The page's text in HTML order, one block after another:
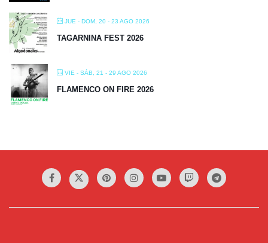
JUE - DOM, 20 - 23 AGO 2026
TAGARNINA FEST 2026
VIE - SÁB, 21 - 29 AGO 2026
FLAMENCO ON FIRE 2026